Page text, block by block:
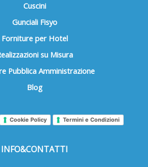
Cuscini
Gunciali Fisyo
Forniture per Hotel
su Misura
Pubblica Amministrazione
Blog
Cookie Policy Termini e Condizioni
INFO&CONTATTI